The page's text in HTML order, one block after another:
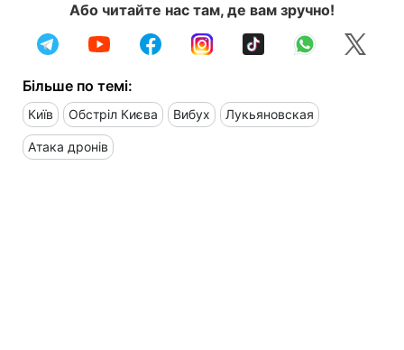
Або читайте нас там, де вам зручно!
Більше по темі:
Київ Обстріл Києва Вибух Лукьяновская
Атака дронів